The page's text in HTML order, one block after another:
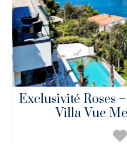
Exclusivité Roses
Villa Vue